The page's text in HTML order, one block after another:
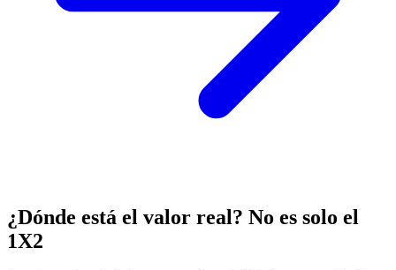
¿Dónde está el valor real? No es solo el
1X2